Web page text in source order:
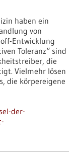
haben ein
von
Entwicklung
Toleranz“ sind
die
Vielmehr lösen
die körpereigene
der-